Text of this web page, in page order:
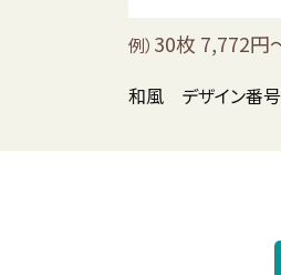
例） 30枚 7,772円
和風 デザイン番号